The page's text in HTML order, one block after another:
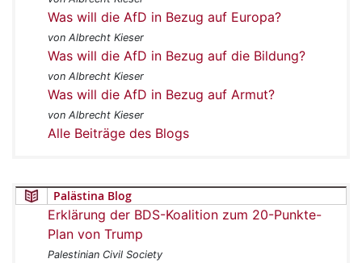
Was will die AfD in Bezug auf Europa?
von Albrecht Kieser
Was will die AfD in Bezug auf die Bildung?
von Albrecht Kieser
Was will die AfD in Bezug auf Armut?
von Albrecht Kieser
Alle Beiträge des Blogs
Palästina Blog
Erklärung der BDS-Koalition zum 20-Punkte-
Plan von Trump
Palestinian Civil Society